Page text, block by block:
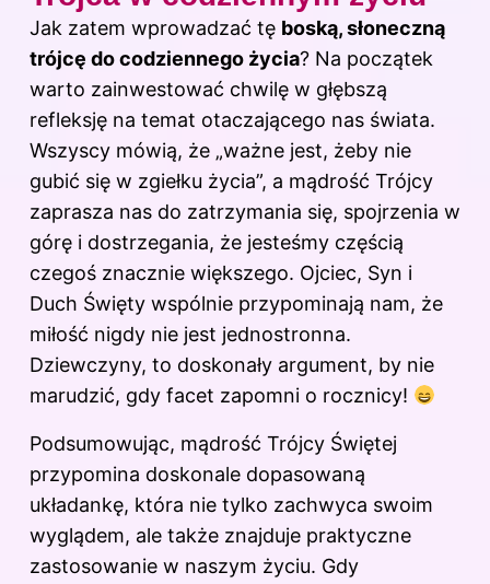
Jak zatem wprowadzać tę boską, słoneczną
trójcę do codziennego życia? Na początek
warto zainwestować chwilę w głębszą
refleksję na temat otaczającego nas świata.
Wszyscy mówią, że „ważne jest, żeby nie
gubić się w zgiełku życia”, a mądrość Trójcy
zaprasza nas do zatrzymania się, spojrzenia w
górę i dostrzegania, że jesteśmy częścią
czegoś znacznie większego. Ojciec, Syn i
Duch Święty wspólnie przypominają nam, że
miłość nigdy nie jest jednostronna.
Dziewczyny, to doskonały argument, by nie
marudzić, gdy facet zapomni o rocznicy!
Podsumowując, mądrość Trójcy Świętej
przypomina doskonale dopasowaną
układankę, która nie tylko zachwyca swoim
wyglądem, ale także znajduje praktyczne
zastosowanie w naszym życiu. Gdy